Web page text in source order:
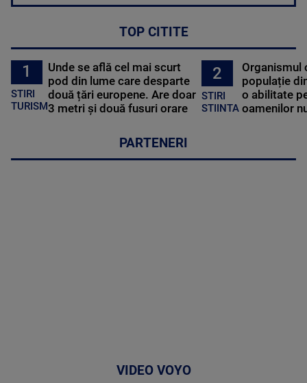
TOP CITITE
1
STIRI
TURISM
Unde se află cel mai scurt
pod din lume care desparte
două țări europene. Are doar
3 metri și două fusuri orare
2
STIRI
STIINTA
Organismul
populație
o abilitate
oamenilor
PARTENERI
VIDEO VOYO